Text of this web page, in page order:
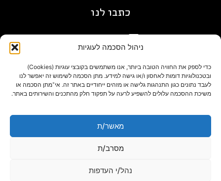
ניהול הסכמה לעוגיות
כדי לספק את החוויה הטובה ביותר, אנו משתמשים בקובצי עוגיות (Cookies)
ובטכנולוגיות דומות לאחסון ו/או גישה למידע. מתן הסכמה לשימוש זה יאפשר לנו
לעבד נתונים כגון התנהגות גלישה או מזהים ייחודיים באתר זה. אי־מתן הסכמה או
משיכת ההסכמה עלולים להשפיע לרעה על תפקוד חלק מהתכנים והשירותים באתר.
מאשר/ת
מסרב/ת
נהל/י העדפות
פרטי התקשרות
09-7412718
כתבו לנו
gil@agn.co.il